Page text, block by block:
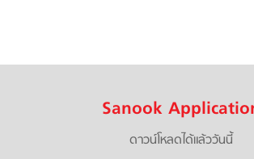
Sanook
ดาวน์โหลดได้แล้ววันนี้